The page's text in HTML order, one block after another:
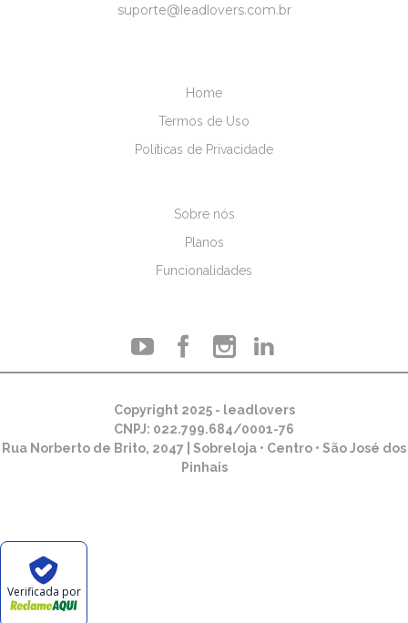
suporte@leadlovers.com.br
Home
Termos de Uso
Políticas de Privacidade
Sobre nós
Planos
Funcionalidades
Copyright 2025 - leadlovers
CNPJ: 022.799.684/0001-76
Rua Norberto de Brito, 2047 | Sobreloja • Centro • São José dos
Pinhais
Verificada por